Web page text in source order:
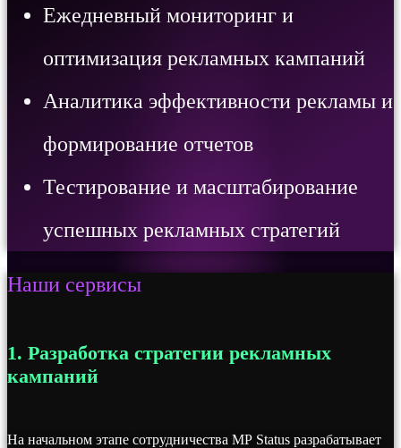
Ежедневный мониторинг и
оптимизация рекламных кампаний
Аналитика эффективности рекламы и
формирование отчетов
Тестирование и масштабирование
успешных рекламных стратегий
Наши сервисы
1. Разработка стратегии рекламных
кампаний
На начальном этапе сотрудничества MP Status разрабатывает